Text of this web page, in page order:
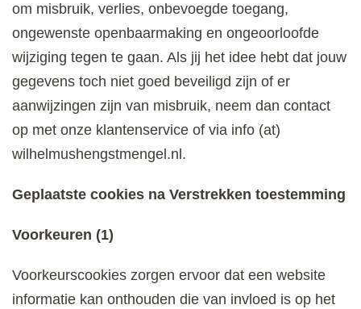
om misbruik, verlies, onbevoegde toegang,
ongewenste openbaarmaking en ongeoorloofde
wijziging tegen te gaan. Als jij het idee hebt dat jouw
gegevens toch niet goed beveiligd zijn of er
aanwijzingen zijn van misbruik, neem dan contact
op met onze klantenservice of via info (at)
wilhelmushengstmengel.nl.
Geplaatste cookies na Verstrekken toestemming
Voorkeuren (1)
Voorkeurscookies zorgen ervoor dat een website
informatie kan onthouden die van invloed is op het